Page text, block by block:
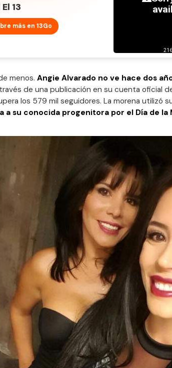
13
más en 13Go
menos. Angie Alvarado no ve hace dos
de una publicación en su cuenta oficial
los 579 mil seguidores. La morena utilizó
a su conocida progenitora por el Día de la